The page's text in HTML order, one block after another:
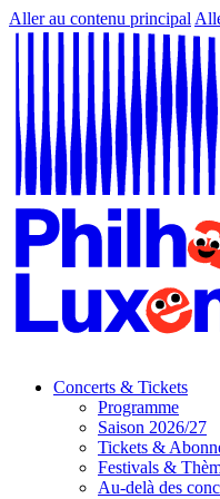
Aller au contenu principal
Concerts & Tickets
Programme
Saison 2026/27
Tickets &
Festivals &
Au-delà des